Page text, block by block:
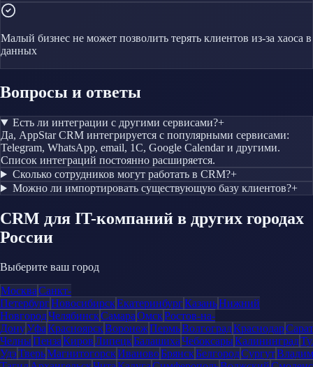
Малый бизнес не может позволить терять клиентов из-за хаоса в
данных
Вопросы и ответы
Есть ли интеграции с другими сервисами?+
Да, AppStar CRM интегрируется с популярными сервисами:
Telegram, WhatsApp, email, 1С, Google Calendar и другими.
Список интеграций постоянно расширяется.
Сколько сотрудников могут работать в CRM?+
Можно ли импортировать существующую базу клиентов?+
CRM для IT-компаний в других городах
России
Выберите ваш город
МоскваСанкт-
ПетербургНовосибирскЕкатеринбургКазаньНижний
НовгородЧелябинскСамараОмскРостов-на-
ДонуУфаКрасноярскВоронежПермьВолгоградКраснодар
ЧелныПензаКировЛипецкБалашихаЧебоксарыКалининград
УдэТверьМагнитогорскИвановоБрянскБелгородСургут